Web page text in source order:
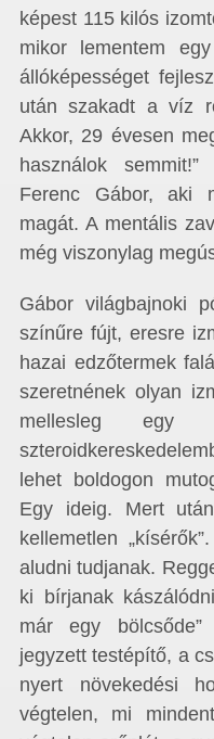
képest 115 kilós
mikor lementem
állóképességet
után szakadt a víz
Akkor, 29 évesen
használok
Ferenc Gábor, aki
magát. A mentális
még viszonylag
Gábor világbajnoki
színűre fújt, eresre
hazai edzőtermek
szeretnének olyan
mellesleg egy
lehet boldogon
Egy ideig. Mert
kellemetlen
aludni tudjanak.
ki bírjanak
már egy
jegyzett testépítő, a
nyert növekedési
végtelen, mi